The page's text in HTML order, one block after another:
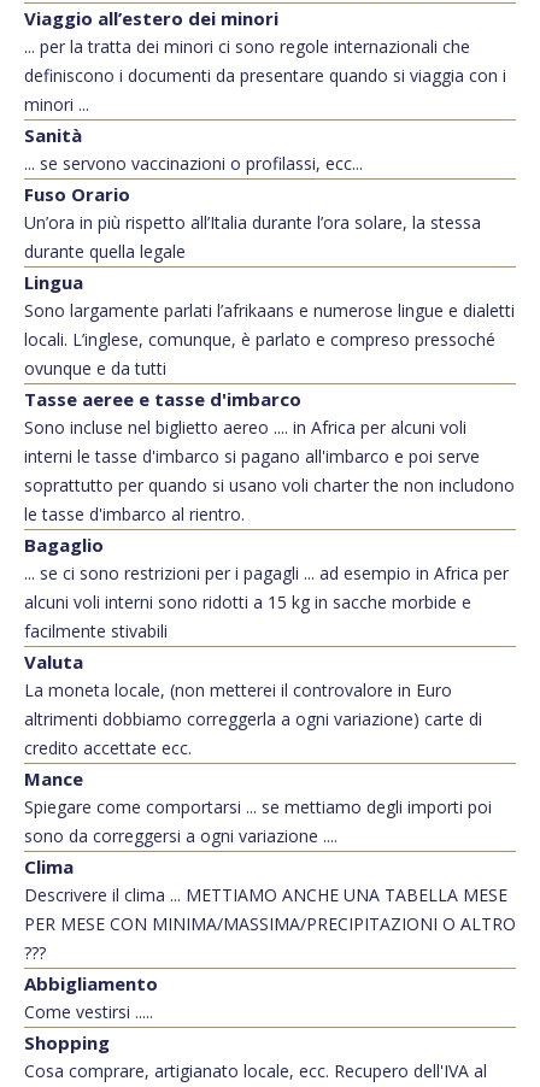
Viaggio all’estero dei minori
... per la tratta dei minori ci sono regole internazionali che
definiscono i documenti da presentare quando si viaggia con i
minori ...
Sanità
... se servono vaccinazioni o profilassi, ecc...
Fuso Orario
Un’ora in più rispetto all’Italia durante l’ora solare, la stessa
durante quella legale
Lingua
Sono largamente parlati l’afrikaans e numerose lingue e dialetti
locali. L’inglese, comunque, è parlato e compreso pressoché
ovunque e da tutti
Tasse aeree e tasse d'imbarco
Sono incluse nel biglietto aereo .... in Africa per alcuni voli
interni le tasse d'imbarco si pagano all'imbarco e poi serve
soprattutto per quando si usano voli charter the non includono
le tasse d'imbarco al rientro.
Bagaglio
... se ci sono restrizioni per i pagagli ... ad esempio in Africa per
alcuni voli interni sono ridotti a 15 kg in sacche morbide e
facilmente stivabili
Valuta
La moneta locale, (non metterei il controvalore in Euro
altrimenti dobbiamo correggerla a ogni variazione) carte di
credito accettate ecc.
Mance
Spiegare come comportarsi ... se mettiamo degli importi poi
sono da correggersi a ogni variazione ....
Clima
Descrivere il clima ... METTIAMO ANCHE UNA TABELLA MESE
PER MESE CON MINIMA/MASSIMA/PRECIPITAZIONI O ALTRO
???
Abbigliamento
Come vestirsi .....
Shopping
Cosa comprare, artigianato locale, ecc. Recupero dell'IVA al